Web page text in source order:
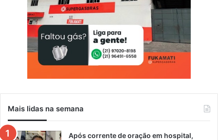
Mais lidas na semana
Após corrente de oração em hospital,